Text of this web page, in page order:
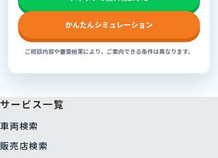
かんたんシミュレーション
ご相談内容や審査結果により、ご案内できる条件は異なります。
サービス一覧
車両検索
販売店検索